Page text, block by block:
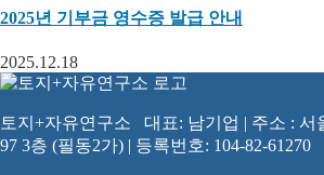
2025년 기부금 영수증 발급 안내
2025.12.18
토지+자유연구소 대표: 남기업 | 주소 : 서
97 3층 (필동2가) | 등록번호: 104-82-61270